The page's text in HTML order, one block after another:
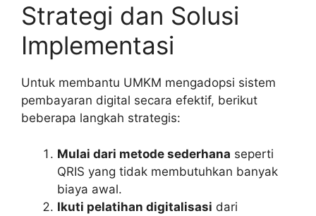
Strategi dan Solusi
Implementasi
Untuk membantu UMKM mengadopsi sistem
pembayaran digital secara efektif, berikut
beberapa langkah strategis:
Mulai dari metode sederhana seperti
QRIS yang tidak membutuhkan banyak
biaya awal.
Ikuti pelatihan digitalisasi dari